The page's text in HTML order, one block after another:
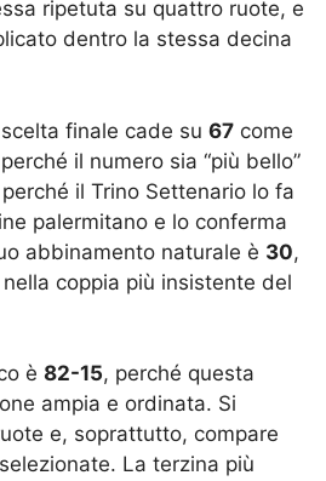
ripetuta su quattro ruote, e
dentro la stessa decina
finale cade su 67 come
il numero sia “più bello”
il Trino Settenario lo fa
palermitano e lo conferma
abbinamento naturale è 30,
coppia più insistente del
è 82-15, perché questa
ampia e ordinata. Si
e, soprattutto, compare
La terzina più